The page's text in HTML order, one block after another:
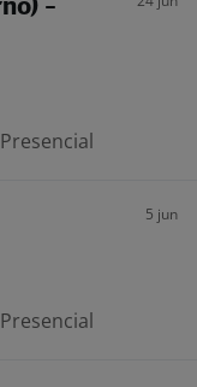
-
Presencial
5 jun
Presencial